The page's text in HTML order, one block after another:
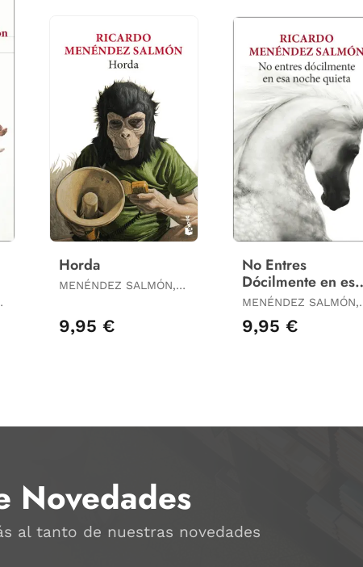
Horda
MENÉNDEZ SALMÓN,
9,95 €
No Entres
Dócilmente en esa
Noche Quieta
MENÉNDEZ SALMÓN,
9,95 €
Novedades
al tanto de nuestras novedades